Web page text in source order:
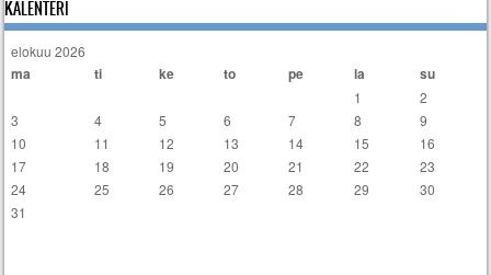
KALENTERI
elokuu 2026
ma ti ke to pe la su
1
2
3
4 5 6 7 8
9
10
11 12 13 14 15
16
17
18 19 20 21 22
23
24
25 26 27 28 29
30
31